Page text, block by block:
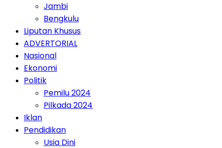
Jambi
Bengkulu
Liputan Khusus
ADVERTORIAL
Nasional
Ekonomi
Politik
Pemilu 2024
Pilkada 2024
Iklan
Pendidikan
Usia Dini